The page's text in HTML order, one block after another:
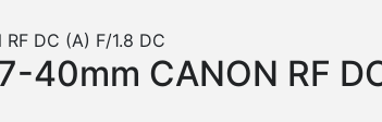
40mm CANON RF